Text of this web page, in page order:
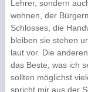
Lehrer, sondern
wohnen, der
Schlosses, die
bleiben sie stehen
laut vor. Die
das Beste, was ich
sollten möglichst
spricht mir aus der